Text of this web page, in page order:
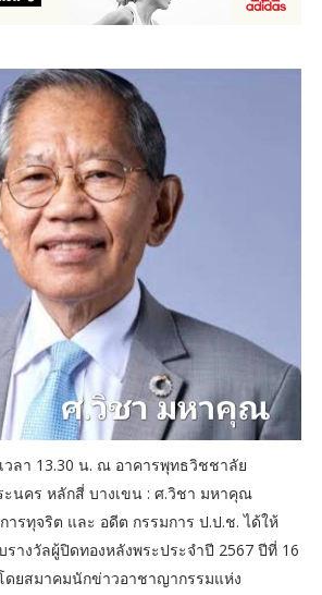
วลา 13.30 น. ณ อาคารพุทธวิชชาลัย
นคร หลักสี่ บางเขน : ศ.วิชา มหาคุณ
รทุจริต และ อดีต กรรมการ ป.ป.ช. ได้ให้
รางวัลผู้ปิดทองหลังพระประจำปี 2567 ปีที่ 16
ดยสมาคมนักข่าวอาชาญากรรมแห่ง